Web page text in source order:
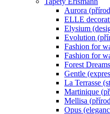
Aurora
ELLE
Elysium
Evolution
Fashion for
Fashion for
Forest
Gentle
La Terrasse
Martinique
Mellisa
Opus